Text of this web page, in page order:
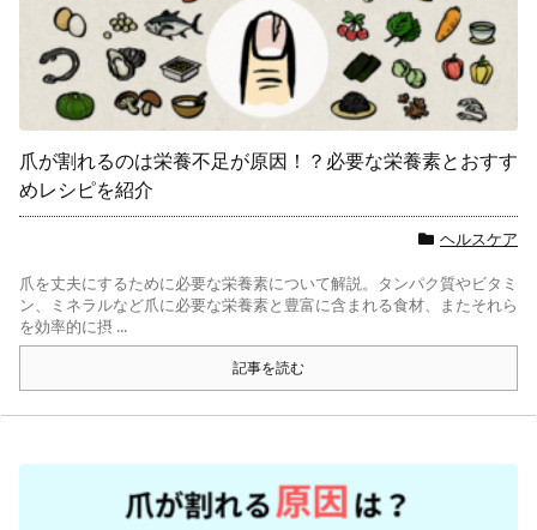
爪が割れるのは栄養不足が原因！？必要な栄養素とおすす
めレシピを紹介
ヘルスケア
爪を丈夫にするために必要な栄養素について解説。タンパク質やビタミ
ン、ミネラルなど爪に必要な栄養素と豊富に含まれる食材、またそれら
を効率的に摂 ...
記事を読む